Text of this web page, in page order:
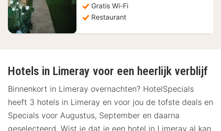
Gratis Wi-Fi
Restaurant
Hotels in Limeray voor een heerlijk verblijf
Binnenkort in Limeray overnachten? HotelSpecials
heeft 3 hotels in Limeray en voor jou de tofste deals en
Specials voor Augustus, September en daarna
geselecteerd. Wist je dat je een hotel in Limeray al kan